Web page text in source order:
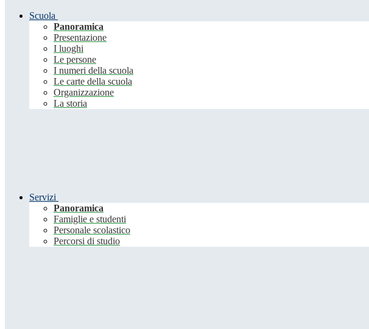
Scuola
Panoramica
Presentazione
I luoghi
Le persone
I numeri della scuola
Le carte della scuola
Organizzazione
La storia
Servizi
Panoramica
Famiglie e studenti
Personale scolastico
Percorsi di studio